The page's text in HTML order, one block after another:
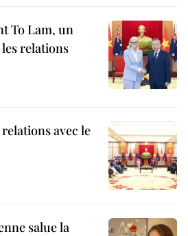
To Lam, un
relations
avec le
salue la